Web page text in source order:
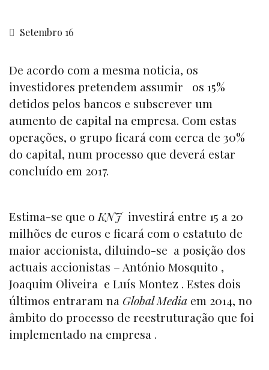
Setembro 16
De acordo com a mesma noticia, os
investidores pretendem assumir os 15%
detidos pelos bancos e subscrever um
aumento de capital na empresa. Com estas
operações, o grupo ficará com cerca de 30%
do capital, num processo que deverá estar
concluído em 2017.
Estima-se que o KNJ investirá entre 15 a 20
milhões de euros e ficará com o estatuto de
maior accionista, diluindo-se a posição dos
actuais accionistas – António Mosquito ,
Joaquim Oliveira e Luís Montez . Estes dois
últimos entraram na Global Media em 2014, no
âmbito do processo de reestruturação que foi
implementado na empresa .